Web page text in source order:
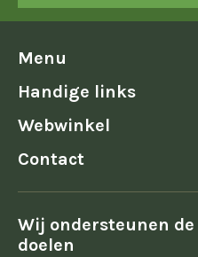
Menu
Handige links
Webwinkel
Contact
Wij ondersteunen de
doelen